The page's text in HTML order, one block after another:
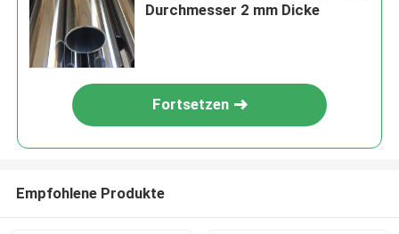
Durchmesser 2 mm Dicke
Fortsetzen
Empfohlene Produkte